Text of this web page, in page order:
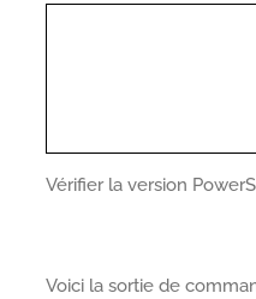
Vérifier la version
Voici la sortie de